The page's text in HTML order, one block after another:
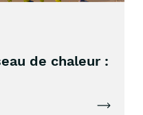
de chaleur :
Lire